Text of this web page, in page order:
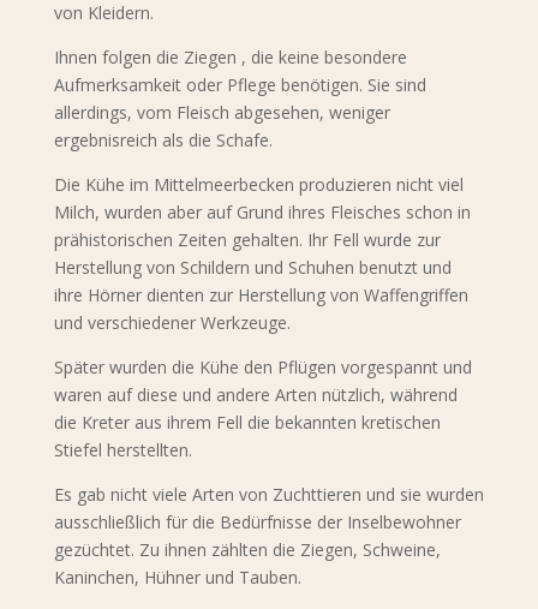
von Kleidern.
Ihnen folgen die Ziegen , die keine besondere
Aufmerksamkeit oder Pflege benötigen. Sie sind
allerdings, vom Fleisch abgesehen, weniger
ergebnisreich als die Schafe.
Die Kühe im Mittelmeerbecken produzieren nicht viel
Milch, wurden aber auf Grund ihres Fleisches schon in
prähistorischen Zeiten gehalten. Ihr Fell wurde zur
Herstellung von Schildern und Schuhen benutzt und
ihre Hörner dienten zur Herstellung von Waffengriffen
und verschiedener Werkzeuge.
Später wurden die Kühe den Pflügen vorgespannt und
waren auf diese und andere Arten nützlich, während
die Kreter aus ihrem Fell die bekannten kretischen
Stiefel herstellten.
Es gab nicht viele Arten von Zuchttieren und sie wurden
ausschließlich für die Bedürfnisse der Inselbewohner
gezüchtet. Zu ihnen zählten die Ziegen, Schweine,
Kaninchen, Hühner und Tauben.